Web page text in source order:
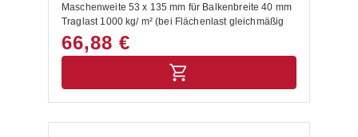
Maschenweite 53 x 135 mm für Balkenbreite 40 mm
Traglast 1000 kg/ m² (bei Flächenlast gleichmäßig
verteilter Last, Punkt- und Streckenlasten sind nicht
berücksichtigt)
66,88 €